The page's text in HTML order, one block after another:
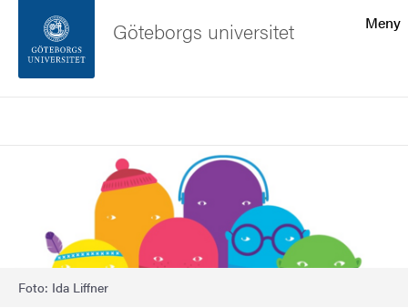
Sidfoten
Om webbplatsen
Meny
Göteborgs universitet
Foto: Ida Liffner